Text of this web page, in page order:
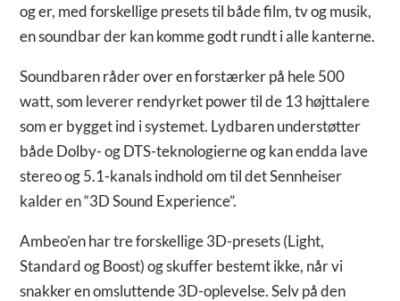
og er, med forskellige presets til både film, tv og musik,
en soundbar der kan komme godt rundt i alle kanterne.
Soundbaren råder over en forstærker på hele 500
watt, som leverer rendyrket power til de 13 højttalere
som er bygget ind i systemet. Lydbaren understøtter
både Dolby- og DTS-teknologierne og kan endda lave
stereo og 5.1-kanals indhold om til det Sennheiser
kalder en “3D Sound Experience”.
Ambeo’en har tre forskellige 3D-presets (Light,
Standard og Boost) og skuffer bestemt ikke, når vi
snakker en omsluttende 3D-oplevelse. Selv på den